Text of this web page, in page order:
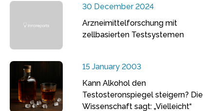
30 December 2024
Arzneimittelforschung mit
zellbasierten Testsystemen
15 January 2003
Kann Alkohol den
Testosteronspiegel steigern? Die
Wissenschaft sagt: „Vielleicht“